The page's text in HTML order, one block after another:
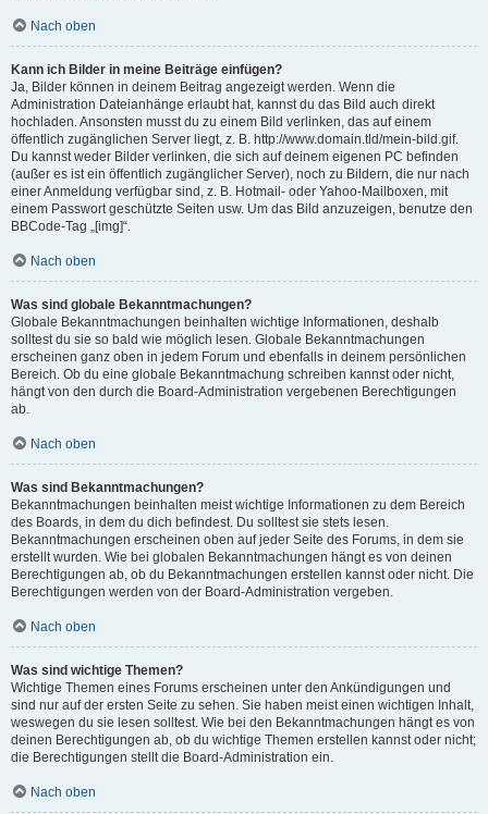
Nach oben
Kann ich Bilder in meine Beiträge einfügen?
Ja, Bilder können in deinem Beitrag angezeigt werden. Wenn die
Administration Dateianhänge erlaubt hat, kannst du das Bild auch direkt
hochladen. Ansonsten musst du zu einem Bild verlinken, das auf einem
öffentlich zugänglichen Server liegt, z. B. http://www.domain.tld/mein-bild.gif.
Du kannst weder Bilder verlinken, die sich auf deinem eigenen PC befinden
(außer es ist ein öffentlich zugänglicher Server), noch zu Bildern, die nur nach
einer Anmeldung verfügbar sind, z. B. Hotmail- oder Yahoo-Mailboxen, mit
einem Passwort geschützte Seiten usw. Um das Bild anzuzeigen, benutze den
BBCode-Tag „[img]“.
Nach oben
Was sind globale Bekanntmachungen?
Globale Bekanntmachungen beinhalten wichtige Informationen, deshalb
solltest du sie so bald wie möglich lesen. Globale Bekanntmachungen
erscheinen ganz oben in jedem Forum und ebenfalls in deinem persönlichen
Bereich. Ob du eine globale Bekanntmachung schreiben kannst oder nicht,
hängt von den durch die Board-Administration vergebenen Berechtigungen
ab.
Nach oben
Was sind Bekanntmachungen?
Bekanntmachungen beinhalten meist wichtige Informationen zu dem Bereich
des Boards, in dem du dich befindest. Du solltest sie stets lesen.
Bekanntmachungen erscheinen oben auf jeder Seite des Forums, in dem sie
erstellt wurden. Wie bei globalen Bekanntmachungen hängt es von deinen
Berechtigungen ab, ob du Bekanntmachungen erstellen kannst oder nicht. Die
Berechtigungen werden von der Board-Administration vergeben.
Nach oben
Was sind wichtige Themen?
Wichtige Themen eines Forums erscheinen unter den Ankündigungen und
sind nur auf der ersten Seite zu sehen. Sie haben meist einen wichtigen Inhalt,
weswegen du sie lesen solltest. Wie bei den Bekanntmachungen hängt es von
deinen Berechtigungen ab, ob du wichtige Themen erstellen kannst oder nicht;
die Berechtigungen stellt die Board-Administration ein.
Nach oben